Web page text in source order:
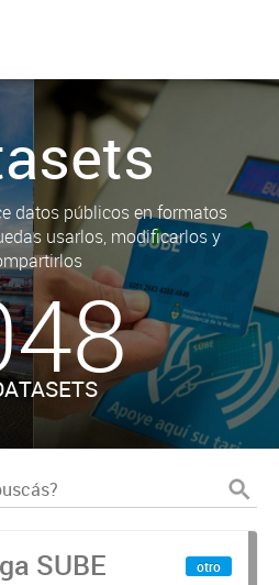
datos públicos en formatos
usarlos, modificarlos y
SUBE
otro